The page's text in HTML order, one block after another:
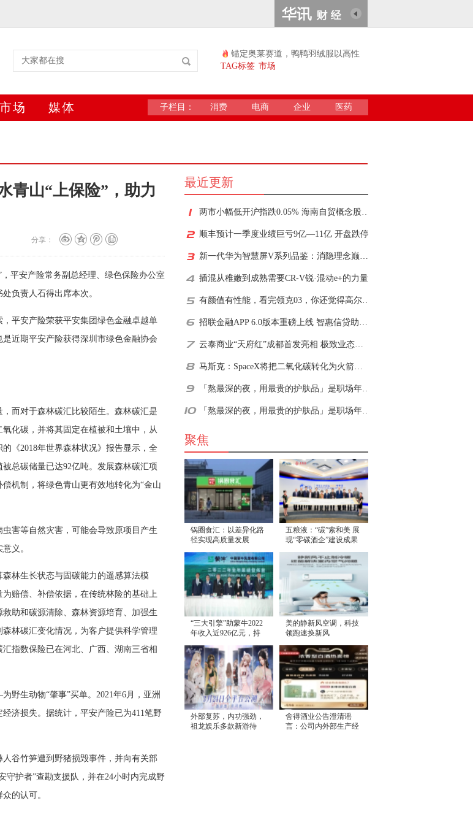
锚定奥莱赛道，鸭鸭羽绒服以高性
价比续...
TAG标签 市场
市场 媒体 子栏目： 消费 电商 企业 医药
青山“上保险”，助力
分享：
平安产险常务副总经理、绿色保险办公室
负责人石得出席本次。
平安产险荣获平安集团绿色金融卓越单
近期平安产险获得深圳市绿色金融协会
而对于森林碳汇比较陌生。森林碳汇是
化碳，并将其固定在植被和土壤中，从
《2018年世界森林状况》报告显示，全
总碳储量已达92亿吨。发展森林碳汇项
机制，将绿色青山更有效地转化为“金山
害等自然灾害，可能会导致原项目产生
义。
林生长状态与固碳能力的遥感算法模
赔偿、补偿依据，在传统林险的基础上
助和碳源清除、森林资源培育、加强生
林碳汇变化情况，为客户提供科学管理
指数保险已在河北、广西、湖南三省相
生动物“肇事”买单。2021年6月，亚洲
济损失。据统计，平安产险已为411笔野
谷竹笋遭到野猪损毁事件，并向有关部
守护者”查勘支援队，并在24小时内完成野
的认可。
最近更新
两市小幅低开沪指跌0.05% 海南自贸概念股回调
顺丰预计一季度业绩巨亏9亿—11亿 开盘跌停
新一代华为智慧屏V系列品鉴：消隐理念巅峰之作
插混从稚嫩到成熟需要CR-V锐·混动e+的力量
有颜值有性能，看完领克03，你还觉得高尔夫、思
招联金融APP 6.0版本重磅上线 智惠信贷助力金融服务“惠无止境”
云泰商业“天府红”成都首发亮相 极致业态构筑年轻引力场
马斯克：SpaceX将把二氧化碳转化为火箭燃料，项目已启动
「熬最深的夜，用最贵的护肤品」是职场年轻人的自洽吗？
「熬最深的夜，用最贵的护肤品」是职场年轻人的自洽吗？
聚焦
锅圈食汇：以差异化路
径实现高质量发展
五粮液：“碳”索和美 展
现“零碳酒企”建设成果
“三大引擎”助蒙牛2022
年收入近926亿元，持
美的静新风空调，科技
领跑速换新风
外部复苏，内功强劲，
祖龙娱乐多款新游待
舍得酒业公告澄清谣
言：公司内外部生产经